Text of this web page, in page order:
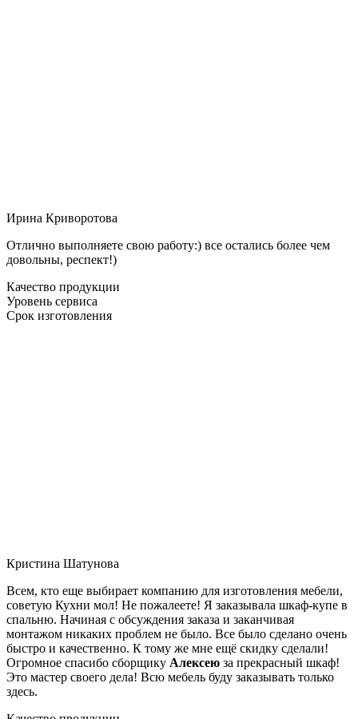
Ирина Криворотова
Отлично выполняете свою работу:) все остались более чем
довольны, респект!)
Качество продукции
Уровень сервиса
Срок изготовления
Кристина Шатунова
Всем, кто еще выбирает компанию для изготовления мебели,
советую Кухни мол! Не пожалеете! Я заказывала шкаф-купе в
спальню. Начиная с обсуждения заказа и заканчивая
монтажом никаких проблем не было. Все было сделано очень
быстро и качественно. К тому же мне ещё скидку сделали!
Огромное спасибо сборщику Алексею за прекрасный шкаф!
Это мастер своего дела! Всю мебель буду заказывать только
здесь.